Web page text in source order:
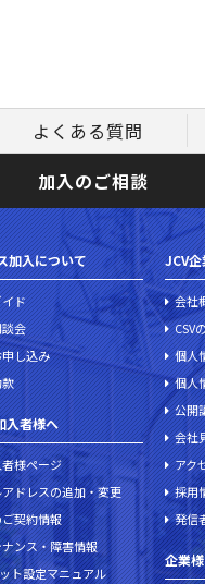
よくある質問
加入のご相談
加入について
ド
会
し込み
入者様へ
様ページ
ドレスの追加・変更
契約情報
ンス・障害情報
ト設定マニュアル
JCV
会社
CSV
個人
個人
公開
会社
アク
採用
発信
企業